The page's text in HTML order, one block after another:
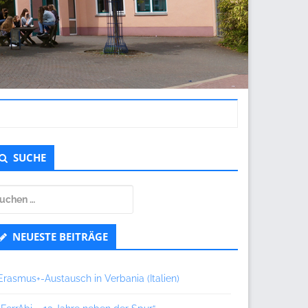
SUCHE
NEUESTE BEITRÄGE
Austausch in Verbania (Italien)